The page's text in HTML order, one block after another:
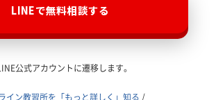
LINEで無料相談する
公式アカウントに遷移します。
イン教習所を「もっと詳しく」知る /